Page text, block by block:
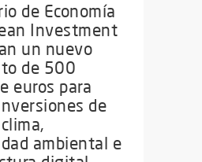
de Economía
Investment
un nuevo
de 500
euros para
de
ambiental e